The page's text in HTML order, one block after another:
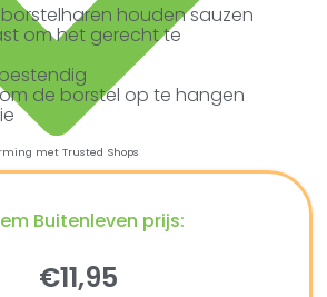
met Trusted Shops
borstelharen houden sauzen
om het gerecht te
om de borstel op te hangen
Buitenleven prijs:
€11,95